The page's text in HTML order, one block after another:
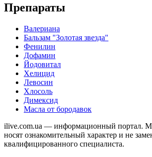
Препараты
Валериана
Бальзам "Золотая звезда"
Фенилин
Дофамин
Йодовитал
Хелицид
Левосин
Хлосоль
Димексид
Масла от бородавок
ilive.com.ua — информационный портал.
носят ознакомительный характер и не
квалифицированного специалиста.